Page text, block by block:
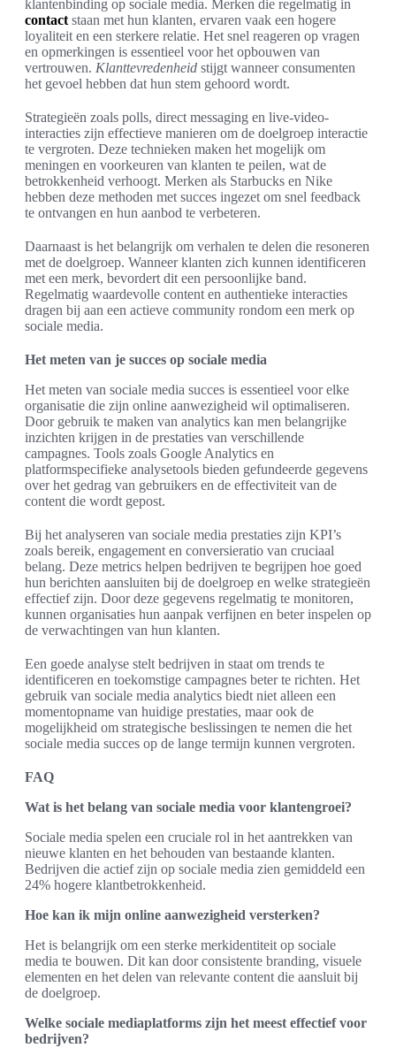
klantenbinding op sociale media. Merken die regelmatig in
contact staan met hun klanten, ervaren vaak een hogere
loyaliteit en een sterkere relatie. Het snel reageren op vragen
en opmerkingen is essentieel voor het opbouwen van
vertrouwen. Klanttevredenheid stijgt wanneer consumenten
het gevoel hebben dat hun stem gehoord wordt.
Strategieën zoals polls, direct messaging en live-video-
interacties zijn effectieve manieren om de doelgroep interactie
te vergroten. Deze technieken maken het mogelijk om
meningen en voorkeuren van klanten te peilen, wat de
betrokkenheid verhoogt. Merken als Starbucks en Nike
hebben deze methoden met succes ingezet om snel feedback
te ontvangen en hun aanbod te verbeteren.
Daarnaast is het belangrijk om verhalen te delen die resoneren
met de doelgroep. Wanneer klanten zich kunnen identificeren
met een merk, bevordert dit een persoonlijke band.
Regelmatig waardevolle content en authentieke interacties
dragen bij aan een actieve community rondom een merk op
sociale media.
Het meten van je succes op sociale media
Het meten van sociale media succes is essentieel voor elke
organisatie die zijn online aanwezigheid wil optimaliseren.
Door gebruik te maken van analytics kan men belangrijke
inzichten krijgen in de prestaties van verschillende
campagnes. Tools zoals Google Analytics en
platformspecifieke analysetools bieden gefundeerde gegevens
over het gedrag van gebruikers en de effectiviteit van de
content die wordt gepost.
Bij het analyseren van sociale media prestaties zijn KPI’s
zoals bereik, engagement en conversieratio van cruciaal
belang. Deze metrics helpen bedrijven te begrijpen hoe goed
hun berichten aansluiten bij de doelgroep en welke strategieën
effectief zijn. Door deze gegevens regelmatig te monitoren,
kunnen organisaties hun aanpak verfijnen en beter inspelen op
de verwachtingen van hun klanten.
Een goede analyse stelt bedrijven in staat om trends te
identificeren en toekomstige campagnes beter te richten. Het
gebruik van sociale media analytics biedt niet alleen een
momentopname van huidige prestaties, maar ook de
mogelijkheid om strategische beslissingen te nemen die het
sociale media succes op de lange termijn kunnen vergroten.
FAQ
Wat is het belang van sociale media voor klantengroei?
Sociale media spelen een cruciale rol in het aantrekken van
nieuwe klanten en het behouden van bestaande klanten.
Bedrijven die actief zijn op sociale media zien gemiddeld een
24% hogere klantbetrokkenheid.
Hoe kan ik mijn online aanwezigheid versterken?
Het is belangrijk om een sterke merkidentiteit op sociale
media te bouwen. Dit kan door consistente branding, visuele
elementen en het delen van relevante content die aansluit bij
de doelgroep.
Welke sociale mediaplatforms zijn het meest effectief voor
bedrijven?